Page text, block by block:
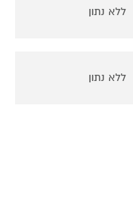
ללא נתון
ללא נתון